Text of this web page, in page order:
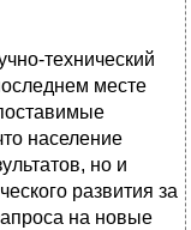
технический
месте
население
но и
развития за
на новые